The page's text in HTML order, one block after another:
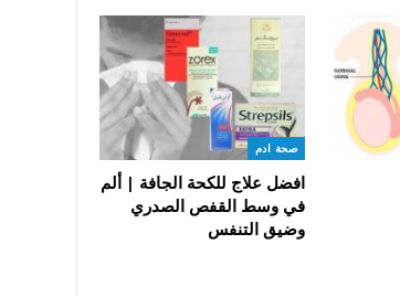
صحة ادم
افضل علاج للكحة الجافة | ألم
في وسط القفص الصدري
وضيق التنفس